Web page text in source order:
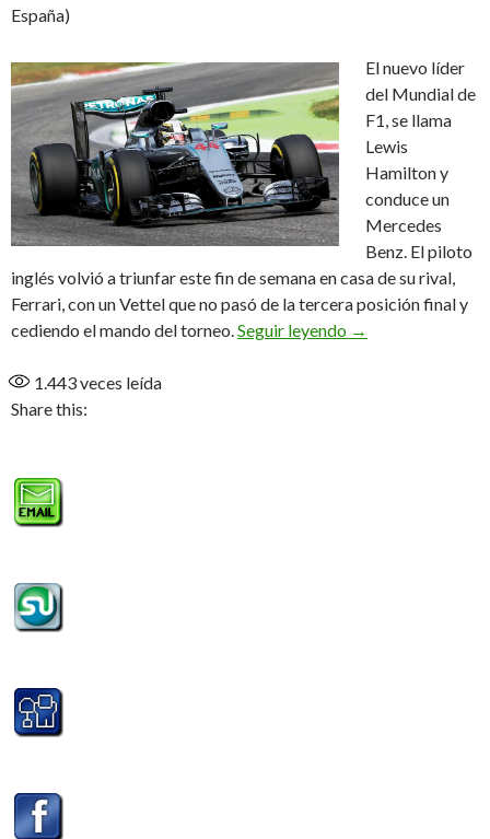
España)
El nuevo líder
del Mundial de
F1, se llama
Lewis
Hamilton y
conduce un
Mercedes
Benz. El piloto
inglés volvió a triunfar este fin de semana en casa de su rival,
Ferrari, con un Vettel que no pasó de la tercera posición final y
cediendo el mando del torneo.Seguir leyendo Hamilton se
→
1.443veces leída
Share this: